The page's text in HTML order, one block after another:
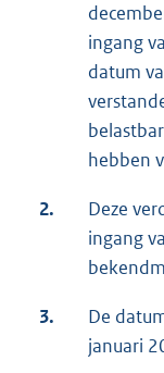
ingang
datum
hebben
2.
Deze
ingang
3.
De
januari